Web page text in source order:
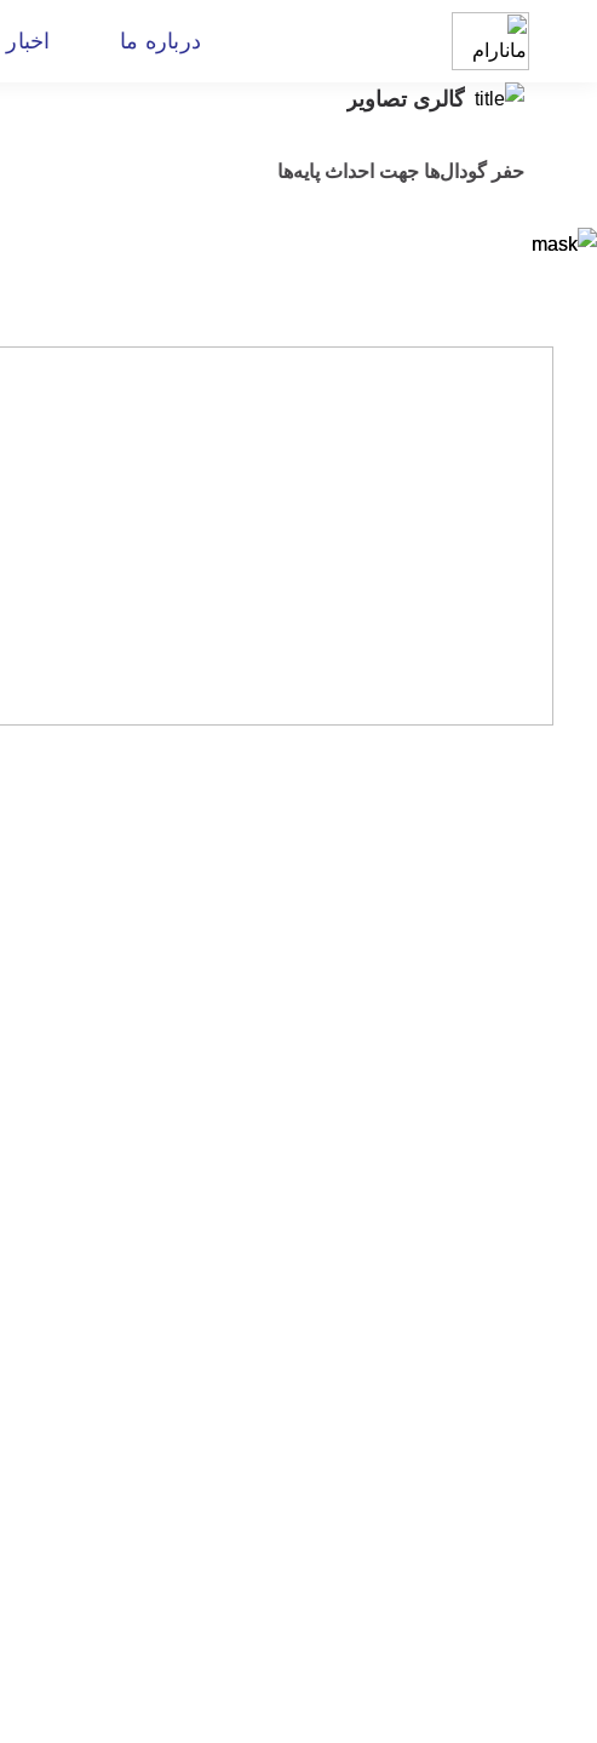
درباره ما اخبار
گالری تصاویر
حفر گودال‌ها جهت احداث پایه‌ها